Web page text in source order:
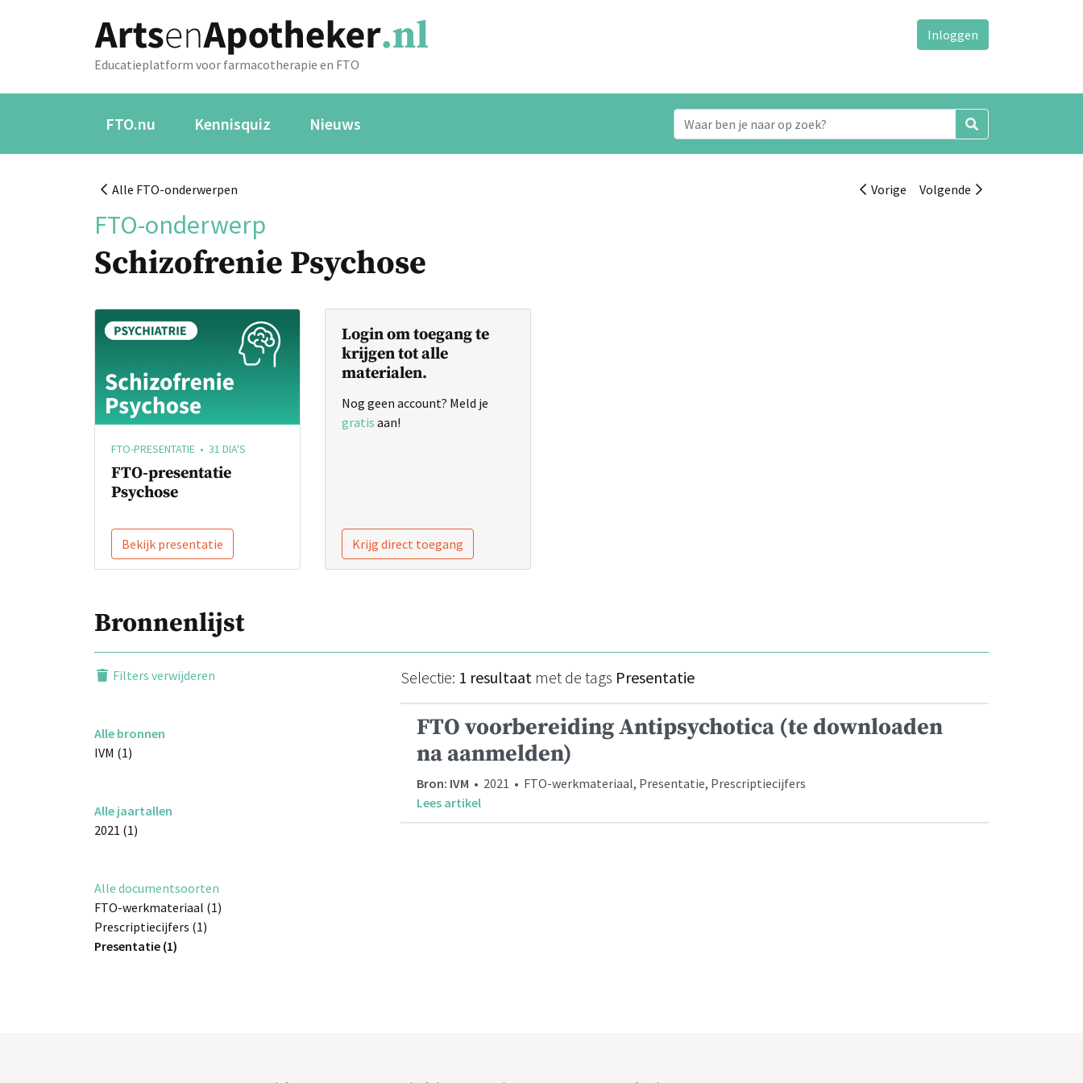
Educatieplatform voor farmacotherapie en FTO
Inloggen
FTO.nu Kennisquiz Nieuws
Alle FTO-onderwerpen Vorige Volgende
FTO-onderwerp
Schizofrenie Psychose
FTO-PRESENTATIE • 31 DIA'S
FTO-presentatie
Psychose
Bekijk presentatie
Login om toegang te
krijgen tot alle
materialen.
Nog geen account? Meld je
gratis aan!
Krijg direct toegang
Bronnenlijst
Filters verwijderen
Alle bronnen
IVM (1)
Alle jaartallen
2021 (1)
Alle documentsoorten
FTO-werkmateriaal (1)
Prescriptiecijfers (1)
Presentatie (1)
Selectie: 1 resultaat met de tags Presentatie
FTO voorbereiding Antipsychotica (te downloaden
na aanmelden)
Bron: IVM • 2021 • FTO-werkmateriaal, Presentatie, Prescriptiecijfers
Lees artikel